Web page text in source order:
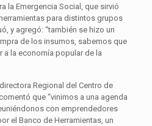
la Emergencia Social, que sirvió
para distintos grupos
y agregó: “también se hizo un
de los insumos, sabemos que
a la economía popular de la
Regional del Centro de
que “vinimos a una agenda
con emprendedores
el Banco de Herramientas, un